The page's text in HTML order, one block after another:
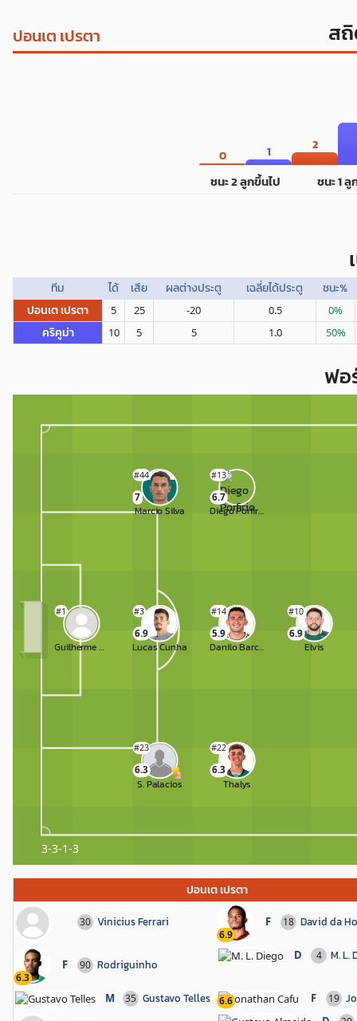
ปอนเต เปรตา ส
0 1
ชนะ 2 ลูกขึ้นไป
2
ชนะ 1 ลู
ทีม ได้ เสีย ผลต่างประตู เฉลี่ยได้ประตู
ชนะ%
ปอนเต เปรตา
5 25 -20 0.5 0%
คริคูม่า 10 5 5 1.0 50%
ฟอ
3-3-1-3
Guilherme Viana
#1
S. Palacios
#23
6.3
Lucas Cunha
#3
6.9
Marcio Silva
#44
7
Thalys
#22
6.3
Danilo Barcelos
#14
5.9
Diego Porfirio
#13
6.7
Elvis
#10
6.9
ปอนเต เปรตา
30 Vinicius Ferrari
6.9
F 18 David da
6.3
F 90 Rodriguinho
D 4 M. L.
M 35 Gustavo Telles 6.6 F 19